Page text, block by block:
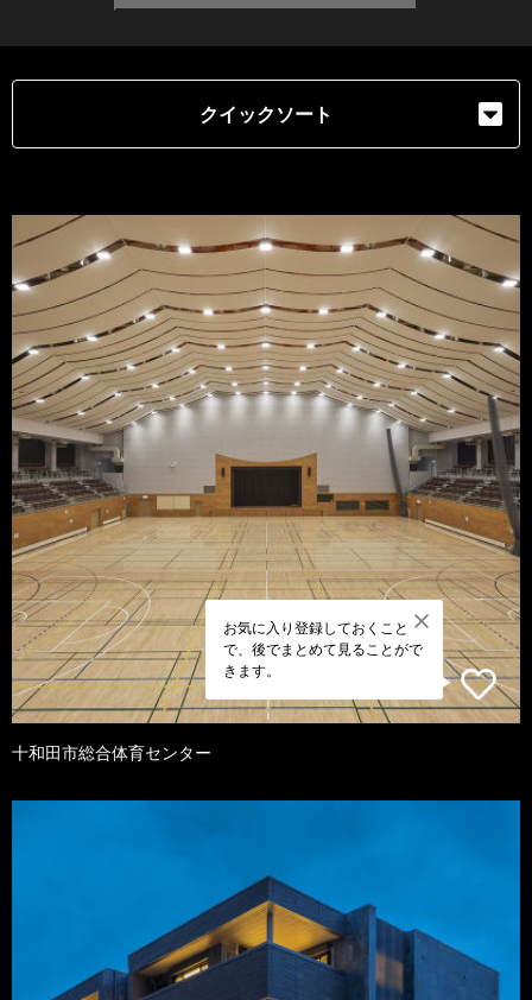
クイックソート
お気に入り登録しておくこと
で、後でまとめて見ることがで
きます。
十和田市総合体育センター